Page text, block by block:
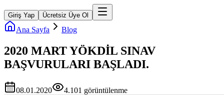
Giriş Yap Ücretsiz Üye Ol
Ana Sayfa Blog
2020 MART YÖKDİL SINAV
BAŞVURULARI BAŞLADI.
08.01.2020 4.101 görüntülenme